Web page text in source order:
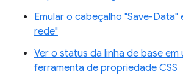
Emular o cabeçalho "Save-Data"
rede"
Ver o status da linha de base em
ferramenta de propriedade CSS